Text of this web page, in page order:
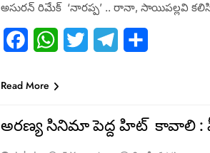
అసుర‌న్ రిమేక్ ‌ ‘నారప్ప’ .. రానా, సాయిపల్లవి కలిసి
FacebookWhatsApp
Twitter Telegram
Read More
అరణ్య సినిమా పెద్ద హిట్ ‌ కావాలి :